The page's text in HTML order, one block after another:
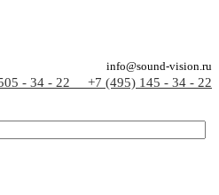
info@sound-vision.ru
- 34 - 22 +7 (495) 145 - 34 - 22